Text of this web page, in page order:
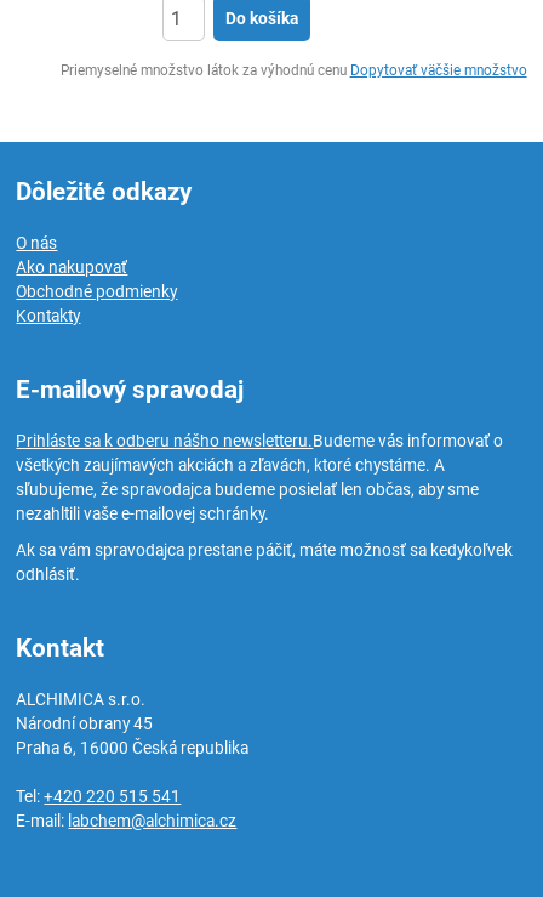
Do košíka
Priemyselné množstvo látok za výhodnú cenu Dopytovať väčšie množstvo
Dôležité odkazy
O nás
Ako nakupovať
Obchodné podmienky
Kontakty
E-mailový spravodaj
Prihláste sa k odberu nášho newsletteru.Budeme vás informovať o
všetkých zaujímavých akciách a zľavách, ktoré chystáme. A
sľubujeme, že spravodajca budeme posielať len občas, aby sme
nezahltili vaše e-mailovej schránky.
Ak sa vám spravodajca prestane páčiť, máte možnosť sa kedykoľvek
odhlásiť.
Kontakt
ALCHIMICA s.r.o.
Národní obrany 45
Praha 6, 16000Česká republika
Tel:+420 220 515 541
E-mail: labchem@alchimica.cz